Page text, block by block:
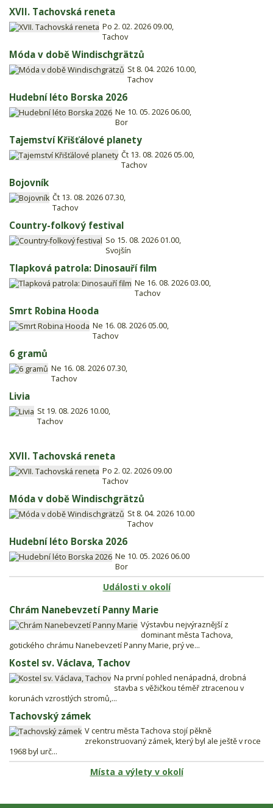
XVII. Tachovská reneta
Po 2. 02. 2026 09.00,
Tachov
Móda v době Windischgrätzů
St 8. 04. 2026 10.00,
Tachov
Hudební léto Borska 2026
Ne 10. 05. 2026 06.00,
Bor
Tajemství Křišťálové planety
Čt 13. 08. 2026 05.00,
Tachov
Bojovník
Čt 13. 08. 2026 07.30,
Tachov
Country-folkový festival
So 15. 08. 2026 01.00,
Svojšín
Tlapková patrola: Dinosauří film
Ne 16. 08. 2026 03.00,
Tachov
Smrt Robina Hooda
Ne 16. 08. 2026 05.00,
Tachov
6 gramů
Ne 16. 08. 2026 07.30,
Tachov
Livia
St 19. 08. 2026 10.00,
Tachov
XVII. Tachovská reneta
Po 2. 02. 2026 09.00
Tachov
Móda v době Windischgrätzů
St 8. 04. 2026 10.00
Tachov
Hudební léto Borska 2026
Ne 10. 05. 2026 06.00
Bor
Události v okolí
Chrám Nanebevzetí Panny Marie
Výstavbu nejvýraznější z
dominant města Tachova,
gotického chrámu Nanebevzetí Panny Marie, prý ve...
Kostel sv. Václava, Tachov
Na první pohled nenápadná, drobná
stavba s věžičkou téměř ztracenou v
korunách vzrostlých stromů,...
Tachovský zámek
V centru města Tachova stojí pěkně
zrekonstruovaný zámek, který byl ale ještě v roce
1968 byl urč...
Místa a výlety v okolí